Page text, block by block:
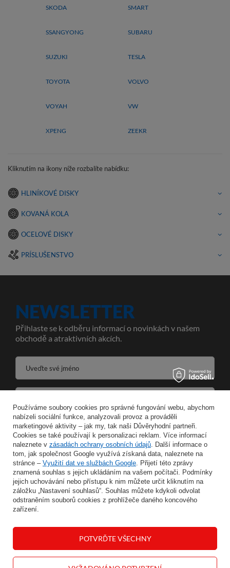
SKODA SMART
SSANGYONG SUBARU
SUZUKI TESLA
TOYOTA VOLVO
VOYAH VW
XPENG ZEEKR
Kliknutím na ikony níže rozbalíte nabídku:
HLINÍKOVÉ DISKY
KOVANÁ KOLA
OCELOVÉ DISKY
PRÍSLUŠENSTVO
NEWSLETTER
Přihlaste se k odběru informací o novinkách v našem
obchodě a atraktivních akcích.
Uveďte své jméno
Souhlasím se zpracováním svých osobních údajů pro účely a v rozsahu služby Newsletter ve formátu
ULOŽIT
INFORMACE
NÁPOVĚDA
Používáme soubory cookies pro správné fungování webu, abychom
nabízeli sociální funkce, analyzovali provoz a prováděli
marketingové aktivity – jak my, tak naši Důvěryhodní partneři.
Cookies se také používají k personalizaci reklam. Více informací
naleznete v zásadách ochrany osobních údajů. Další informace o
tom, jak společnost Google využívá získaná data, naleznete na
stránce – Využití dat ve službách Google. Přijetí této zprávy
znamená souhlas s jejich ukládáním na vašem počítači. Podmínky
jejich uchovávání nebo přístupu k nim můžete určit kliknutím na
záložku „Nastavení souhlasů“. Souhlas můžete kdykoli odvolat
odstraněním souborů cookies z prohlížeče daného koncového
zařízení.
POTVRĎTE VŠECHNY